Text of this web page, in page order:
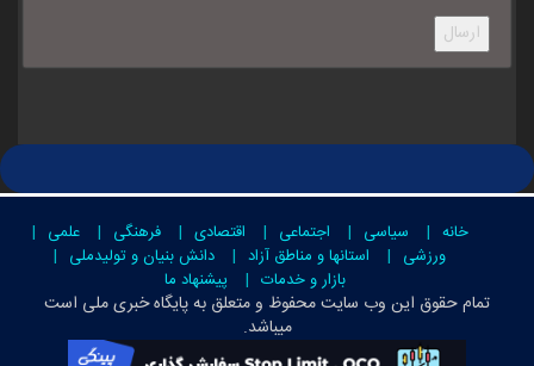
ارسال
خانه سیاسی اجتماعی اقتصادی فرهنگی
علمی
ورزشی
استانها و مناطق آزاد
دانش بنیان و تولیدملی
بازار و خدمات
پیشنهاد ما
تمام حقوق این وب سایت محفوظ و متعلق بهپایگاه خبری ملی است
میباشد.